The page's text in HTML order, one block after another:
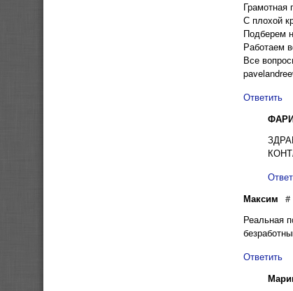
Грамотная
С плохой
Подберем
Работаем
Все
Ответить
Максим #
Реальная
Ответить